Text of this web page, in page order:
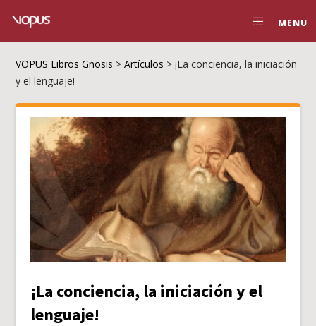
MENU
VOPUS Libros Gnosis >Artículos >¡La conciencia, la iniciación
y el lenguaje!
¡La conciencia, la iniciación y el
lenguaje!